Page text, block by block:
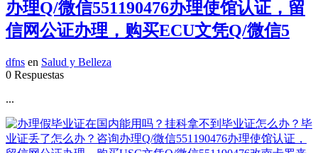
办理Q/微信551190476办理使馆认证，留
信网公证办理，购买ECU文凭Q/微信5
dfns en Salud y Belleza
0 Respuestas
...